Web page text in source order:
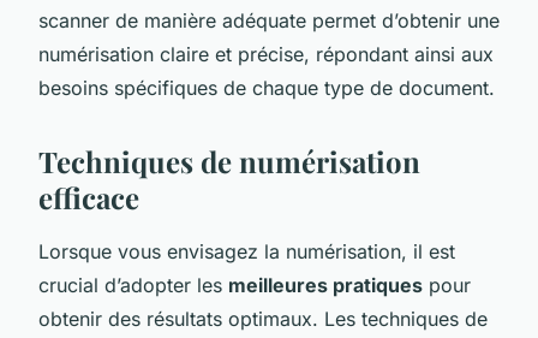
scanner de manière adéquate permet d’obtenir une
numérisation claire et précise, répondant ainsi aux
besoins spécifiques de chaque type de document.
Techniques de numérisation
efficace
Lorsque vous envisagez la numérisation, il est
crucial d’adopter les meilleures pratiques pour
obtenir des résultats optimaux. Les techniques de